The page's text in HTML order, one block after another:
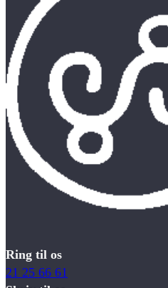
Ring til os
21 25 66 61